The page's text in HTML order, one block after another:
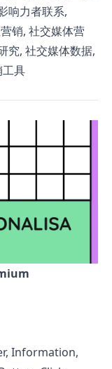
响力者联系,
销, 社交媒体营
究, 社交媒体数据,
具
Information,